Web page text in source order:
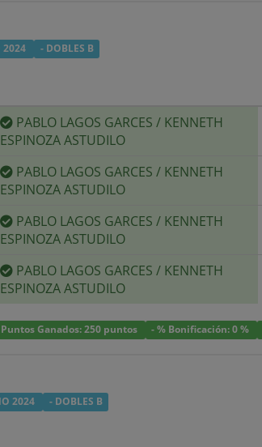
2024 - DOBLES B
PABLO LAGOS GARCES / KENNETH
ESPINOZA ASTUDILO
PABLO LAGOS GARCES / KENNETH
ESPINOZA ASTUDILO
PABLO LAGOS GARCES / KENNETH
ESPINOZA ASTUDILO
PABLO LAGOS GARCES / KENNETH
ESPINOZA ASTUDILO
Ganados: 250 puntos - % Bonificación: 0 %
2024 - DOBLES B